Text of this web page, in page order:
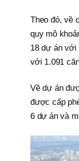
Theo đó, về
quy mô
18 dự án với
với 1.091
Về dự án
được cấp
6 dự án và